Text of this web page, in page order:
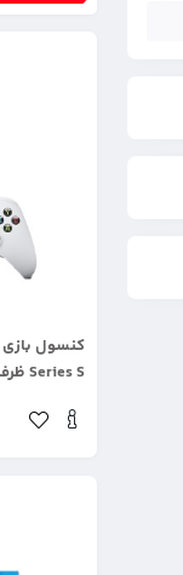
Series S ظرفیت 512 گیگابایت